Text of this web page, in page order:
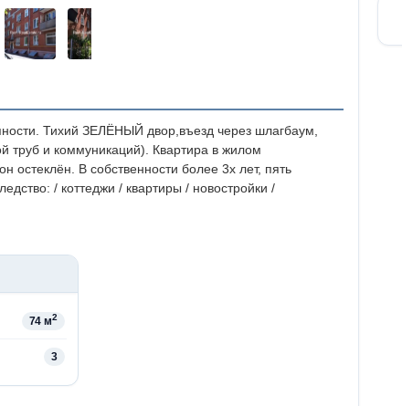
Тихий ЗЕЛЁНЫЙ двор,въезд через шлагбаум,
и коммуникаций). Квартира в жилом
остеклён. В собственности более 3х лет, пять
/ коттеджи / квартиры / новостройки /
74 м2
3